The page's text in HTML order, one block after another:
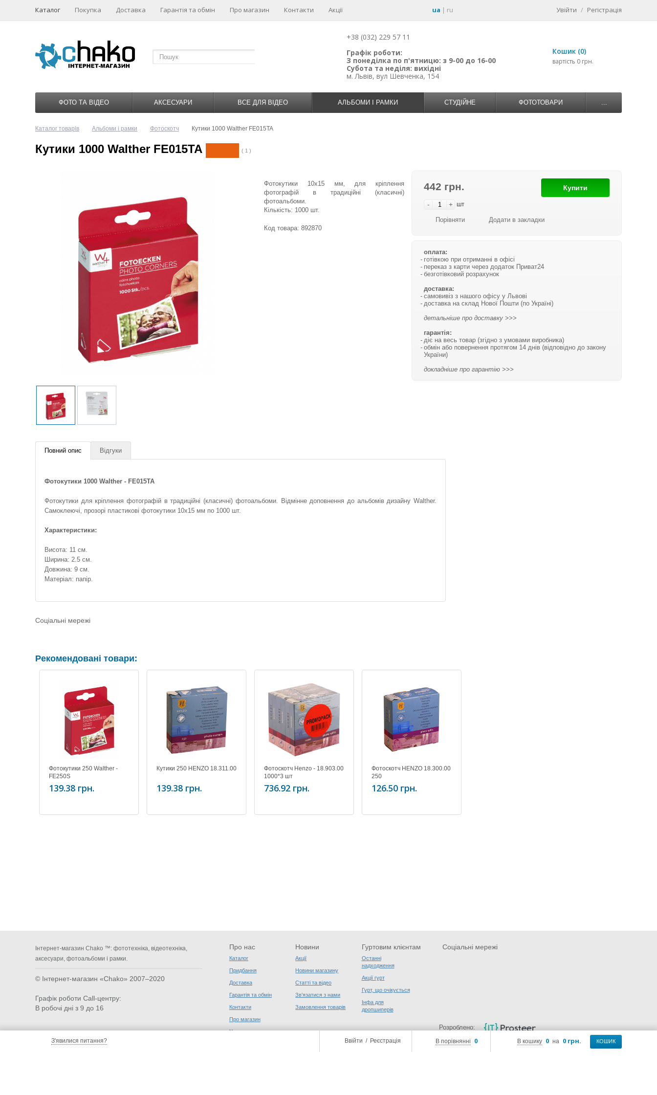
З'явилися питання? В кошику 0 на 0 грн. КОШИК
В порівнянні 0
Ввійти / Реєстрація
Каталог Покупка Доставка Гарантія та обмін Про магазин Контакти Акції ua | ru Увійти / Регістрація
+38 (032) 229 57 11
Графік роботи:
З понеділка по п'ятницю: з 9-00 до 16-00
Субота та неділя: вихідні
м. Львів, вул Шевченка, 154
Кошик (0)
вартість 0 грн.
ФОТО ТА ВІДЕО АКСЕСУАРИ ВСЕ ДЛЯ ВІДЕО АЛЬБОМИ І РАМКИ СТУДІЙНЕ ФОТОТОВАРИ ...
Каталог товарів Альбоми і рамки Фотоскотч Кутики 1000 Walther FE015TA
Кутики 1000 Walther FE015TA ( 1 )
442 грн.
- + шт
Купити
Порівняти Додати в закладки
оплата:
готівкою при отриманні в офісі
переказ з карти через додаток Приват24
безготівковий розрахунок
доставка:
самовивіз з нашого офісу у Львові
доставка на склад Нової Пошти (по Україні)
детальніше про доставку >>>
гарантія:
діє на весь товар (згідно з умовами виробника)
обмін або повернення протягом 14 днів (відповідно до закону
України)
докладніше про гарантію >>>
Фотокутики 10x15 мм, для кріплення
фотографій в традиційні (класичні)
фотоальбоми.
Кількість: 1000 шт.
Код товара: 892870
Повний опис Відгуки
Фотокутики 1000 Walther - FE015TA
Фотокутики для кріплення фотографій в традиційні (класичні) фотоальбоми. Відмінне доповнення до альбомів дизайну Walther.
Самоклеючі, прозорі пластикові фотокутики 10x15 мм по 1000 шт.
Характеристики:
Висота: 11 см.
Ширина: 2.5 см.
Довжина: 9 см.
Матеріал: папір.
Соціальні мережі
Рекомендовані товари:
Фотокутики 250 Walther -
FE250S
139.38 грн.
Кутики 250 HENZO 18.311.00
139.38 грн.
Фотоскотч Henzo - 18.903.00
1000*3 шт
736.92 грн.
Фотоскотч HENZO 18.300.00
250
126.50 грн.
Інтернет-магазин Chako ™: фототехніка, відеотехніка,
аксесуари, фотоальбоми і рамки.
© Інтернет-магазин «Chako» 2007–2020
Графік роботи Call-центру:
В робочі дні з 9 до 16
Про нас
Каталог
Придбання
Доставка
Гарантія та обмін
Контакти
Про магазин
Угода користувача
Новини
Акції
Новини магазину
Статті та відео
Зв'язатися з нами
Замовлення товарів
Гуртовим клієнтам
Останні
надходження
Акції гурт
Гурт, що очікується
Інфа для
дропшиперів
Соціальні мережі
Розроблено: